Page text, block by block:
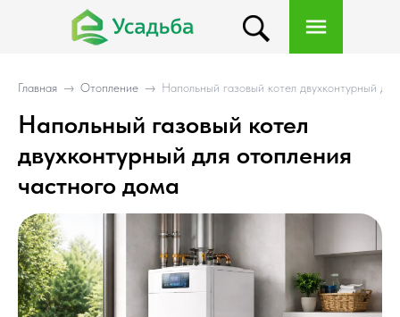
Главная → Отопление → Напольный газовый котел двухконтурный
Напольный газовый котел
двухконтурный для отопления
частного дома